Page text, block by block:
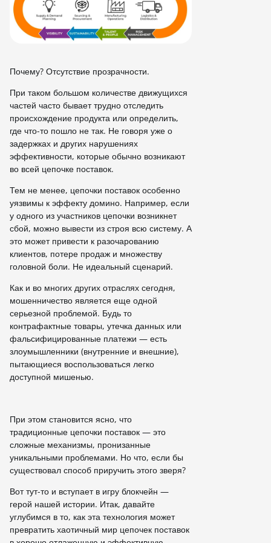
Почему? Отсутствие прозрачности.
При таком большом количестве движущихся
частей часто бывает трудно отследить
происхождение продукта или определить,
где что-то пошло не так. Не говоря уже о
задержках и других нарушениях
эффективности, которые обычно возникают
во всей цепочке поставок.
Тем не менее, цепочки поставок особенно
уязвимы к эффекту домино. Например, если
у одного из участников цепочки возникнет
сбой, можно вывести из строя всю систему. А
это может привести к разочарованию
клиентов, потере продаж и множеству
головной боли. Не идеальный сценарий.
Как и во многих других отраслях сегодня,
мошенничество является еще одной
серьезной проблемой. Будь то
контрафактные товары, утечка данных или
фальсифицированные платежи — есть
злоумышленники (внутренние и внешние),
пытающиеся воспользоваться легко
доступной мишенью.
При этом становится ясно, что
традиционные цепочки поставок — это
сложные механизмы, пронизанные
уникальными проблемами. Но что, если бы
существовал способ приручить этого зверя?
Вот тут-то и вступает в игру блокчейн —
герой нашей истории. Итак, давайте
углубимся в то, как эта технология может
превратить хаотичный мир цепочек поставок